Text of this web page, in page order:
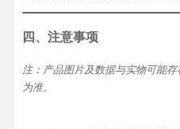
四、注意事项
注：产品图片及数据与实物可能
为准。